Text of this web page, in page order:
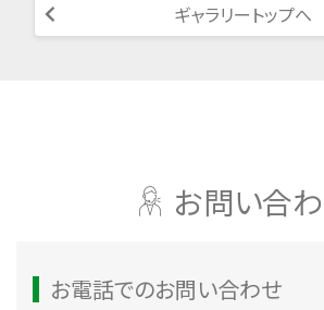
ギャラリートップへ
お問い合
お電話でのお問い合わせ